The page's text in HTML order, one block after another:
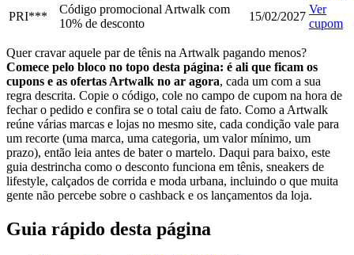
PRI***
Código promocional Artwalk com
10% de desconto
15/02/2027
Ver
cupom
Quer cravar aquele par de tênis na Artwalk pagando menos?
Comece pelo bloco no topo desta página: é ali que ficam os
cupons e as ofertas Artwalk no ar agora, cada um com a sua
regra descrita. Copie o código, cole no campo de cupom na hora de
fechar o pedido e confira se o total caiu de fato. Como a Artwalk
reúne várias marcas e lojas no mesmo site, cada condição vale para
um recorte (uma marca, uma categoria, um valor mínimo, um
prazo), então leia antes de bater o martelo. Daqui para baixo, este
guia destrincha como o desconto funciona em tênis, sneakers de
lifestyle, calçados de corrida e moda urbana, incluindo o que muita
gente não percebe sobre o cashback e os lançamentos da loja.
Guia rápido desta página